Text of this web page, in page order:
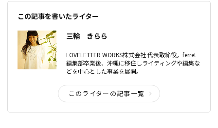
この記事を書いたライター
三輪 きらら
LOVELETTER WORKS株式会社 代表取締役。ferret
編集部卒業後、沖縄に移住しライティングや編集な
どを中心とした事業を展開。
このライターの記事一覧